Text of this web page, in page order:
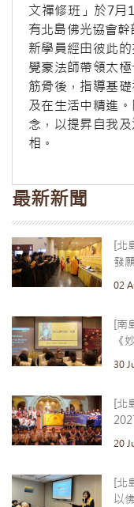
文禪修班」於7月
有北島佛光協會
新學員經由彼此
覺豪法師帶領太
筋骨後，指導基
及在生活中精進
念，以提昇自我
相。
最新新聞
[北
發
02
[南
《
30
[北
20
[北
以